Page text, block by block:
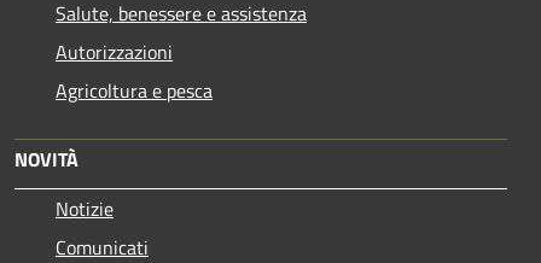
Salute, benessere e assistenza
Autorizzazioni
Agricoltura e pesca
NOVITÀ
Notizie
Comunicati